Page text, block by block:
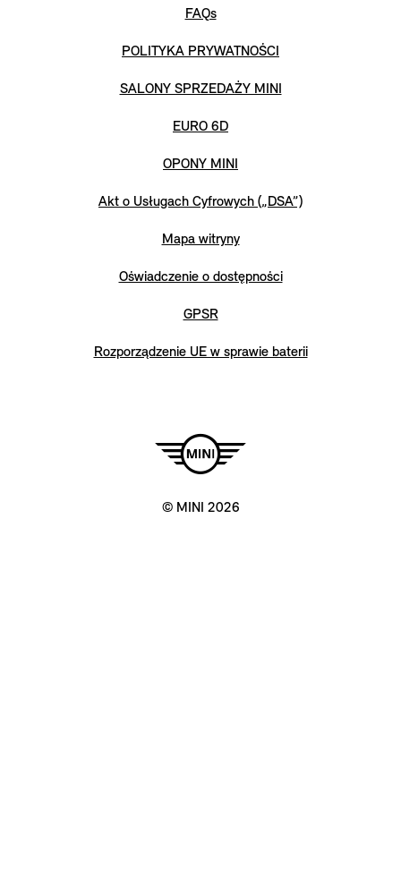
FAQs
POLITYKA PRYWATNOŚCI
SALONY SPRZEDAŻY MINI
EURO 6D
OPONY MINI
Akt o Usługach Cyfrowych („DSA”)
Mapa witryny
Oświadczenie o dostępności
GPSR
Rozporządzenie UE w sprawie baterii
© MINI 2026